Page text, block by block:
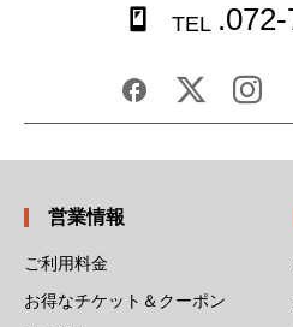
TEL
営業情報
ご利用料金
お得なチケット＆クーポン